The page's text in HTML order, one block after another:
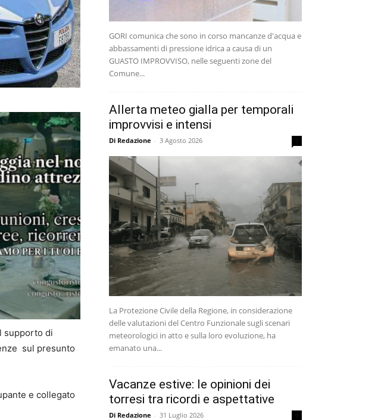
supporto di
sul presunto
e collegato
GORI comunica che sono in corso mancanze d'acqua e
abbassamenti di pressione idrica a causa di un
GUASTO IMPROVVISO, nelle seguenti zone del
Comune...
Allerta meteo gialla per temporali
improvvisi e intensi
Di Redazione - 3 Agosto 2026
La Protezione Civile della Regione, in considerazione
delle valutazioni del Centro Funzionale sugli scenari
meteorologici in atto e sulla loro evoluzione, ha
emanato una...
Vacanze estive: le opinioni dei
torresi tra ricordi e aspettative
Di Redazione - 31 Luglio 2026